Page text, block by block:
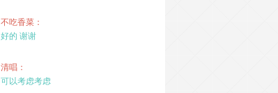
不吃香菜：
好的 谢谢
清唱：
可以考虑考虑